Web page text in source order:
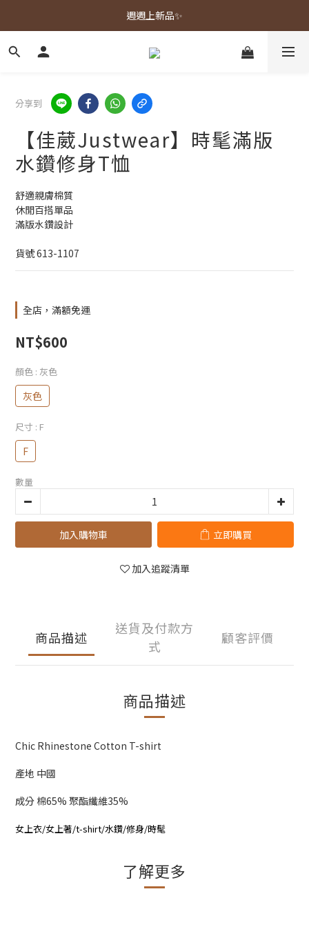
春夏新品上市🌿
週週上新品✨
春夏新品上市🌿
分享到
【佳葳Justwear】時髦滿版
水鑽修身T恤
舒適親膚棉質
休閒百搭單品
滿版水鑽設計
貨號 613-1107
全店，滿額免運
NT$600
顏色 : 灰色
灰色
尺寸 : F
F
數量
加入購物車 立即購買
加入追蹤清單
商品描述
送貨及付款方
式
顧客評價
商品描述
Chic Rhinestone Cotton T-shirt
產地 中國
成分 棉65% 聚酯纖維35%
女上衣/女上著/t-shirt/水鑽/修身/時髦
了解更多